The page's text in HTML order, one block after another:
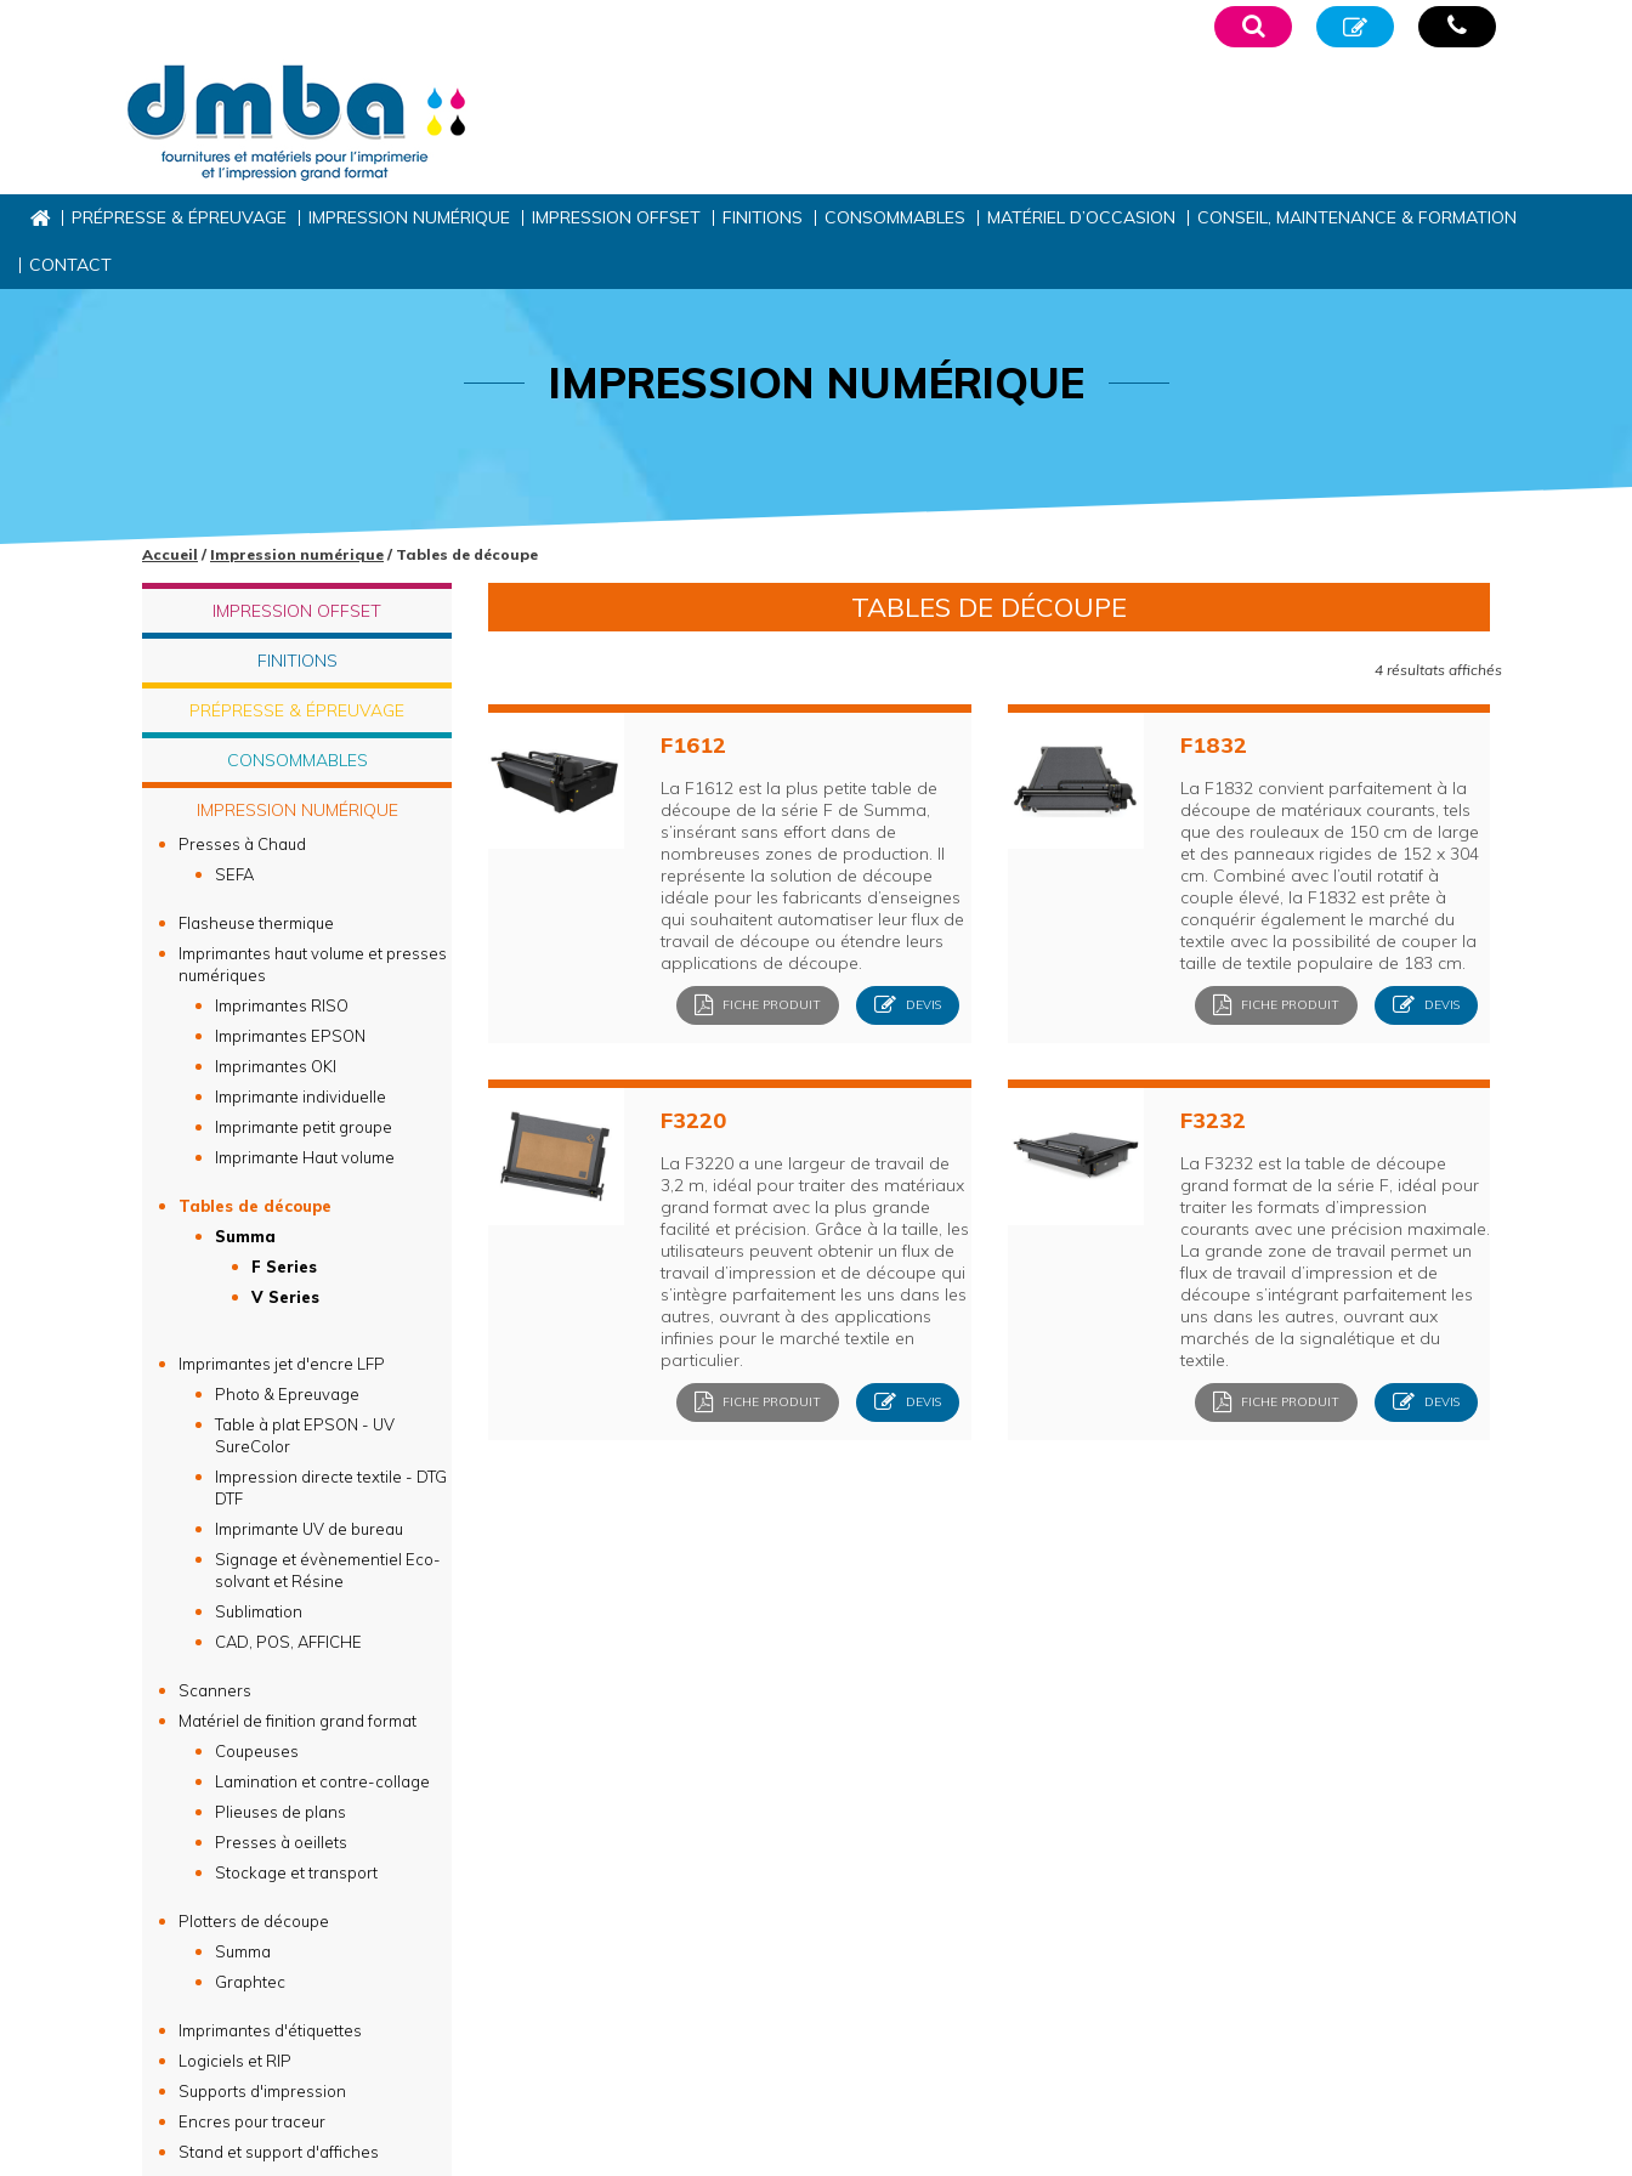
PRÉPRESSE & ÉPREUVAGE IMPRESSION NUMÉRIQUE IMPRESSION OFFSET FINITIONS CONSOMMABLES MATÉRIEL D’OCCASION CONSEIL, MAINTENANCE & FORMATION
CONTACT
IMPRESSION NUMÉRIQUE
Accueil / Impression numérique / Tables de découpe
TABLES DE DÉCOUPE
4 résultats affichés
F1612
La F1612 est la plus petite table de
découpe de la série F de Summa,
s’insérant sans effort dans de
nombreuses zones de production. Il
représente la solution de découpe
idéale pour les fabricants d’enseignes
qui souhaitent automatiser leur flux de
travail de découpe ou étendre leurs
applications de découpe.
FICHE PRODUIT DEVIS
F1832
La F1832 convient parfaitement à la
découpe de matériaux courants, tels
que des rouleaux de 150 cm de large
et des panneaux rigides de 152 x 304
cm. Combiné avec l’outil rotatif à
couple élevé, la F1832 est prête à
conquérir également le marché du
textile avec la possibilité de couper la
taille de textile populaire de 183 cm.
FICHE PRODUIT DEVIS
F3220
La F3220 a une largeur de travail de
3,2 m, idéal pour traiter des matériaux
grand format avec la plus grande
facilité et précision. Grâce à la taille, les
utilisateurs peuvent obtenir un flux de
travail d’impression et de découpe qui
s’intègre parfaitement les uns dans les
autres, ouvrant à des applications
infinies pour le marché textile en
particulier.
FICHE PRODUIT DEVIS
F3232
La F3232 est la table de découpe
grand format de la série F, idéal pour
traiter les formats d’impression
courants avec une précision maximale.
La grande zone de travail permet un
flux de travail d’impression et de
découpe s’intégrant parfaitement les
uns dans les autres, ouvrant aux
marchés de la signalétique et du
textile.
FICHE PRODUIT DEVIS
IMPRESSION OFFSET
FINITIONS
PRÉPRESSE & ÉPREUVAGE
CONSOMMABLES
IMPRESSION NUMÉRIQUE
Presses à Chaud
SEFA
Flasheuse thermique
Imprimantes haut volume et presses
numériques
Imprimantes RISO
Imprimantes EPSON
Imprimantes OKI
Imprimante individuelle
Imprimante petit groupe
Imprimante Haut volume
Tables de découpe
Summa
F Series
V Series
Imprimantes jet d'encre LFP
Photo & Epreuvage
Table à plat EPSON - UV
SureColor
Impression directe textile - DTG
DTF
Imprimante UV de bureau
Signage et évènementiel Eco-
solvant et Résine
Sublimation
CAD, POS, AFFICHE
Scanners
Matériel de finition grand format
Coupeuses
Lamination et contre-collage
Plieuses de plans
Presses à oeillets
Stockage et transport
Plotters de découpe
Summa
Graphtec
Imprimantes d'étiquettes
Logiciels et RIP
Supports d'impression
Encres pour traceur
Stand et support d'affiches